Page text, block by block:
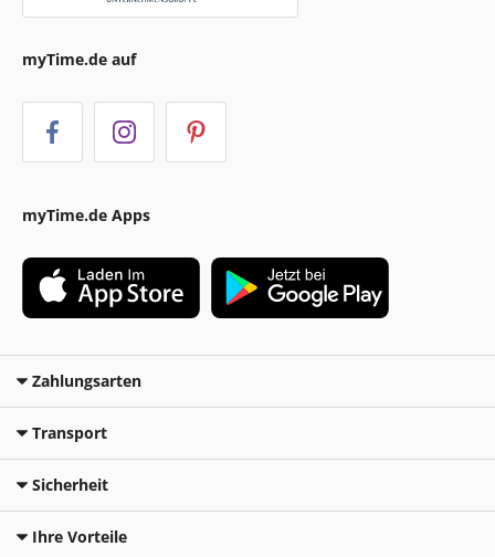
myTime.de auf
myTime.de Apps
Zahlungsarten
Transport
Sicherheit
Ihre Vorteile